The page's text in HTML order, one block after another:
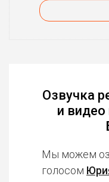
Озвучка
и
Мы можем
голосом